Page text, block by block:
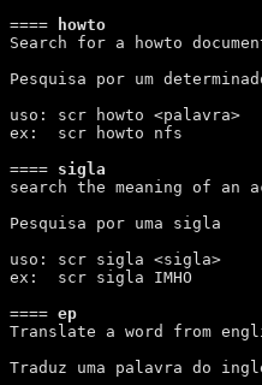
==== howto
Search for a howto
Pesquisa por um
uso: scr howto <palavra>
ex:  scr howto nfs
==== sigla
search the meaning of an
Pesquisa por uma sigla
uso: scr sigla <sigla>
ex:  scr sigla IMHO
==== ep
Translate a word from
Traduz uma palavra do